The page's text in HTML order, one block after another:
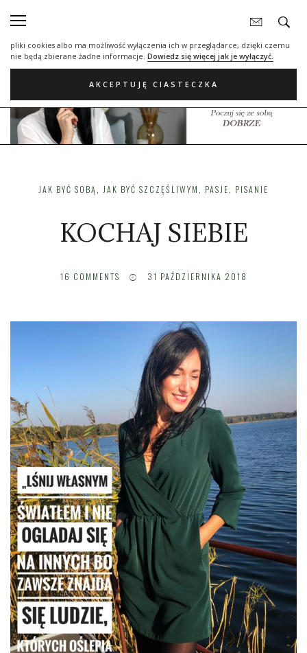
statystycznych, reklamowych oraz funkcjonalnych. Dzięki nim możemy
pliki cookies albo ma możliwość wyłączenia ich w przeglądarce, dzięki czemu
nie będą zbierane żadne informacje. Dowiedz się więcej jak je wyłączyć.
AKCEPTUJĘ CIASTECZKA
JAK BYĆ SOBĄ , JAK BYĆ SZCZĘŚLIWYM , PASJE, PISANIE
KOCHAJ SIEBIE
16 COMMENTS 31 PAŹDZIERNIKA 2018